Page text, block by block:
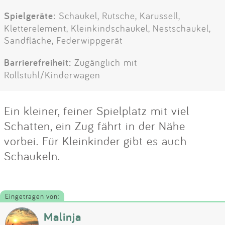
Spielgeräte: Schaukel, Rutsche, Karussell,
Kletterelement, Kleinkindschaukel, Nestschaukel,
Sandfläche, Federwippgerät
Barrierefreiheit: Zugänglich mit
Rollstuhl/Kinderwagen
Ein kleiner, feiner Spielplatz mit viel
Schatten, ein Zug fährt in der Nähe
vorbei. Für Kleinkinder gibt es auch
Schaukeln.
Eingetragen von:
Malinja